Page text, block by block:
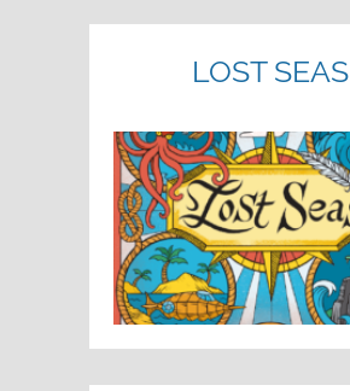
LOST SEAS